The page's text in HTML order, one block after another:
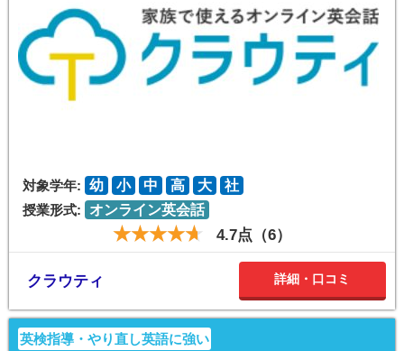
対象学年: 幼 小 中 高 大
社
授業形式:
オンライン英会話
4.7点（6）
クラウティ 詳細・口コミ
英検指導・やり直し英語に強い